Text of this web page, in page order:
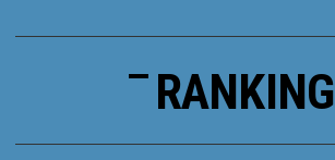
RANKING